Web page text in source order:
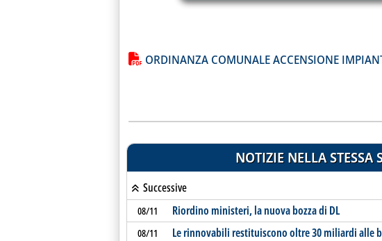
Lista allegati PDF alla notizia
ORDINANZA COMUNALE ACCENSIONE
NOTIZIE NELLA STESSA
Successive
08/11 Riordino ministeri, la nuova bozza di DL
08/11 Le rinnovabili restituiscono oltre 30 miliardi alle